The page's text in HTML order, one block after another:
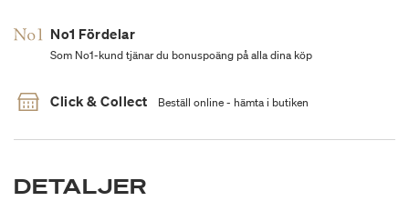
No1 Fördelar
Som No1-kund tjänar du bonuspoäng på alla dina köp
Click & Collect Beställ online - hämta i butiken
DETALJER